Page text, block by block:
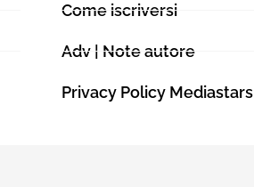
Come iscriversi
Adv | Note autore
Privacy Policy Mediastars